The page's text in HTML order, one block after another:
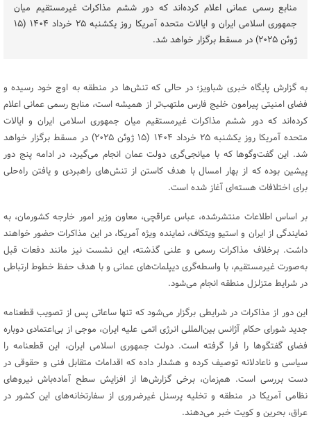
منابع رسمی عمانی اعلام کرده‌اند که دور ششم مذاکرات غیرمستقیم میان
جمهوری اسلامی ایران و ایالات متحده آمریکا روز یکشنبه ۲۵ خرداد ۱۴۰۴ (۱۵
ژوئن ۲۰۲۵) در مسقط برگزار خواهد شد.
به گزارش پایگاه خبری شباویز؛ در حالی که تنش‌ها در منطقه به اوج خود رسیده و
فضای امنیتی پیرامون خلیج فارس ملتهب‌تر از همیشه است، منابع رسمی عمانی اعلام
کرده‌اند که دور ششم مذاکرات غیرمستقیم میان جمهوری اسلامی ایران و ایالات
متحده آمریکا روز یکشنبه ۲۵ خرداد ۱۴۰۴ (۱۵ ژوئن ۲۰۲۵) در مسقط برگزار خواهد
شد. این گفت‌وگوها که با میانجی‌گری دولت عمان انجام می‌گیرد، در ادامه پنج دور
پیشین بوده که از بهار امسال با هدف کاستن از تنش‌های راهبردی و یافتن راه‌حلی
برای اختلافات هسته‌ای آغاز شده است.
بر اساس اطلاعات منتشرشده، عباس عراقچی، معاون وزیر امور خارجه کشورمان، به
نمایندگی از ایران و استیو ویتکاف، نماینده ویژه آمریکا، در این مذاکرات حضور خواهند
داشت. برخلاف مذاکرات رسمی و علنی گذشته، این نشست نیز مانند دفعات قبل
به‌صورت غیرمستقیم، با واسطه‌گری دیپلمات‌های عمانی و با هدف حفظ خطوط ارتباطی
در شرایط متزلزل منطقه انجام می‌شود.
این دور از مذاکرات در شرایطی برگزار می‌شود که تنها ساعاتی پس از تصویب قطعنامه
جدید شورای حکام آژانس بین‌المللی انرژی اتمی علیه ایران، موجی از بی‌اعتمادی دوباره
فضای گفتگوها را فرا گرفته است. دولت جمهوری اسلامی ایران، این قطعنامه را
سیاسی و ناعادلانه توصیف کرده و هشدار داده که اقدامات متقابل فنی و حقوقی در
دست بررسی است. هم‌زمان، برخی گزارش‌ها از افزایش سطح آماده‌باش نیروهای
نظامی آمریکا در منطقه و تخلیه پرسنل غیرضروری از سفارتخانه‌های این کشور در
عراق، بحرین و کویت خبر می‌دهند.